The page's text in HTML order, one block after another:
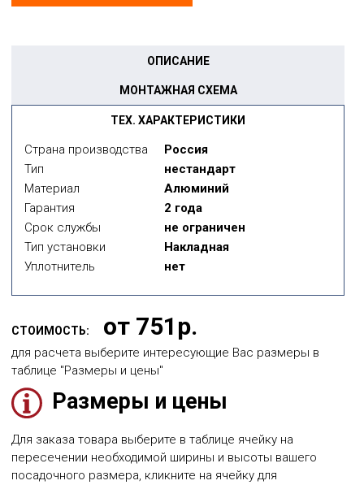
ТЕХ. ХАРАКТЕРИСТИКИ
ОПИСАНИЕ
МОНТАЖНАЯ СХЕМА
Страна производства
Россия
Тип
нестандарт
Материал
Алюминий
Гарантия
2 года
Срок службы
не ограничен
Тип установки
Накладная
Уплотнитель
нет
СТОИМОСТЬ: от 751р.
для расчета выберите интересующие Вас размеры в
таблице "Размеры и цены"
Размеры и цены
Для заказа товара выберите в таблице ячейку на
пересечении необходимой ширины и высоты вашего
посадочного размера, кликните на ячейку для